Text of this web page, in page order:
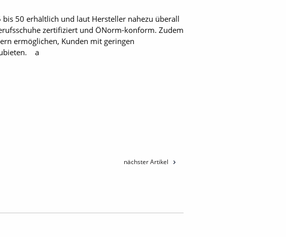
50 erhältlich und laut Hersteller nahezu überall
zertifiziert und ÖNorm-konform. Zudem
ermög­lichen, Kunden mit geringen
a
nächster Artikel